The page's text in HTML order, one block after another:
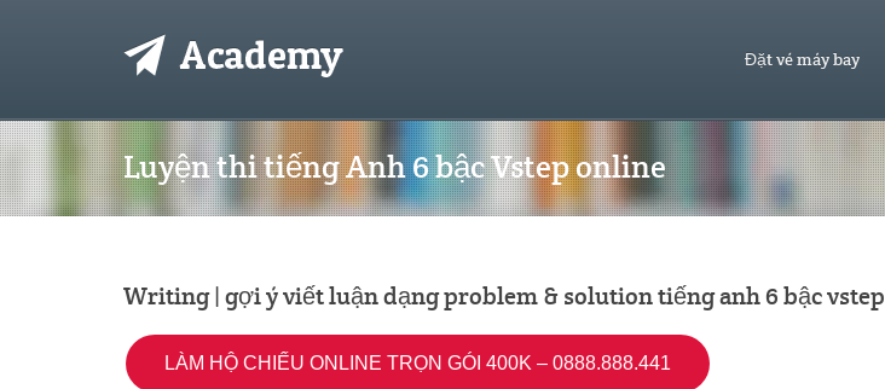
Đặt vé máy bay
Luyện thi tiếng Anh 6 bậc Vstep online
Writing | gợi ý viết luận dạng problem & solution tiếng anh 6 bậc vstep
LÀM HỘ CHIẾU ONLINE TRỌN GÓI 400K – 0888.888.441